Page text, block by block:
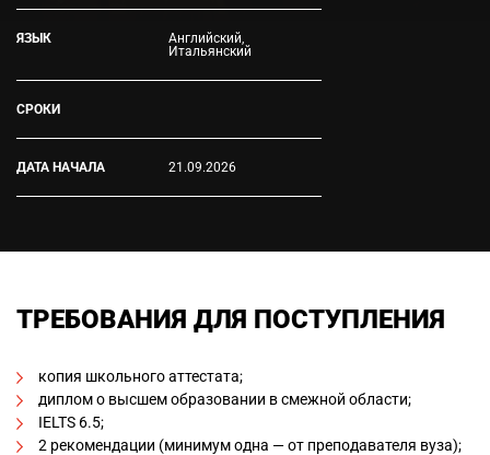
ЯЗЫК
СРОКИ
ДАТА НАЧАЛА
Английский,
Итальянский
21.09.2026
ТРЕБОВАНИЯ ДЛЯ ПОСТУПЛЕНИЯ
копия школьного аттестата;
диплом о высшем образовании в смежной области;
IELTS 6.5;
2 рекомендации (минимум одна — от преподавателя вуза);